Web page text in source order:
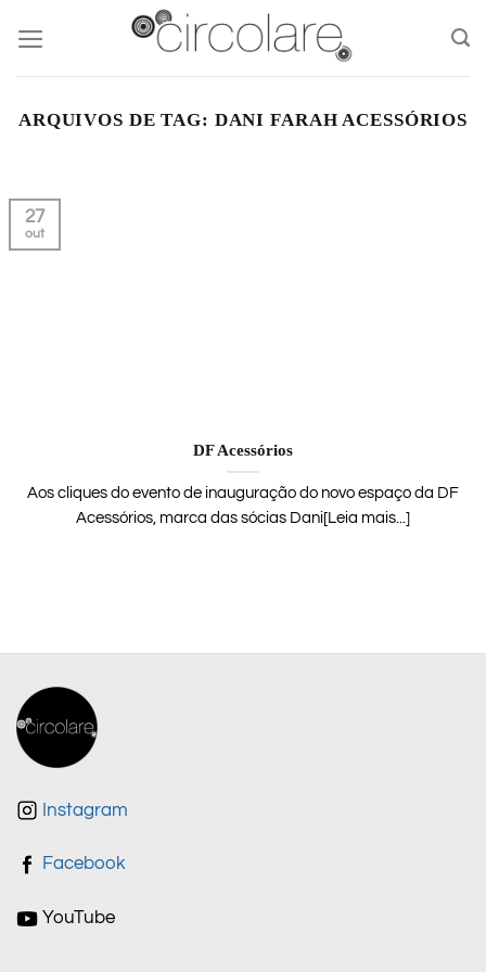
content
ARQUIVOS DE TAG: DANI FARAH ACESSÓRIOS
DF Acessórios
Aos cliques do evento de inauguração do novo espaço da DF
Acessórios, marca das sócias Dani[Leia mais...]
27
out
Instagram
Facebook
YouTube